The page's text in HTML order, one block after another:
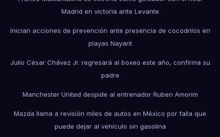
Madrid en victoria ante Levante
Inician acciones de prevención ante presencia de cocodrilos en
playas Nayarit
Julio César Chávez Jr. regresará al boxeo este año, confirma su
padre
Manchester United despide al entrenador Ruben Amorim
Mazda llama a revisión miles de autos en México por falla que
puede dejar al vehículo sin gasolina